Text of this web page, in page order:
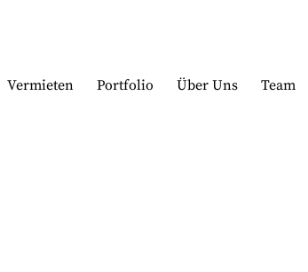
Vermieten Portfolio Über Uns Team